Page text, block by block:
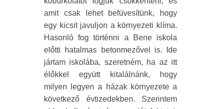
amit csak lehet befüvesítünk, hogy
egy kicsit javuljon a környezeti klíma.
Hasonló fog történni a Bene iskola
előtti hatalmas betonmezővel is. Ide
jártam iskolába, szeretném, ha az itt
élőkkel együtt kitalálnánk, hogy
milyen legyen a házak környezete a
következő évtizedekben. Szerintem